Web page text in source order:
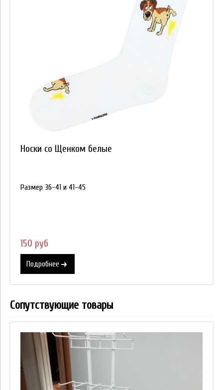
Носки со Щенком белые
Размер 36-41 и 41-45
150 руб
Подробнее
Сопутствующие товары